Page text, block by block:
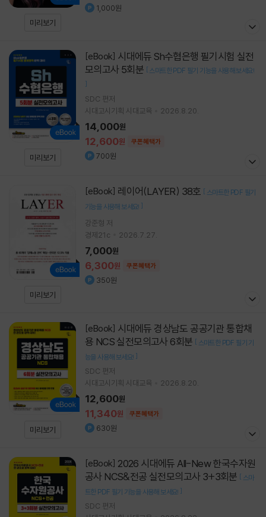
미리보기
1,000원
미리보기
[eBook]
모의고사 5회분 [ 스마트한 PDF 필기 기능을 사용해 보세요!
]
SDC 편저
시대고시기획 시대교육
2026.8.20.
12,600원 쿠폰혜택가
14,000원
700원
미리보기
[eBook] 레이어(LAYER) 38호 [ 스마트한 PDF 필기
기능을 사용해 보세요! ]
강준형 저
경제21c
2026.7.27.
6,300원 쿠폰혜택가
7,000원
350원
미리보기
[eBook]
용 NCS 실전모의고사 6회분 [ 스마트한 PDF 필기 기
능을 사용해 보세요! ]
SDC 편저
시대고시기획 시대교육
2026.8.20.
11,340원 쿠폰혜택가
12,600원
630원
[eBook]
공사 NCS&전공 실전모의고사 3+3회분 [ 스마
트한 PDF 필기 기능을 사용해 보세요! ]
SDC 편저